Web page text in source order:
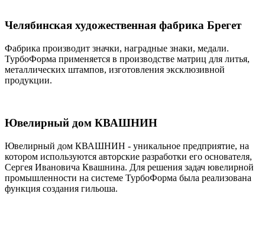
Челябинская художественная фабрика Брегет
Фабрика производит значки, наградные знаки, медали.
ТурбоФорма применяется в производстве матриц для литья,
металлических штампов, изготовления эксклюзивной
продукции.
Ювелирный дом КВАШНИН
Ювелирный дом КВАШНИН - уникальное предприятие, на
котором используются авторские разработки его основателя,
Сергея Ивановича Квашнина. Для решения задач ювелирной
промышленности на системе ТурбоФорма была реализована
функция создания гильоша.